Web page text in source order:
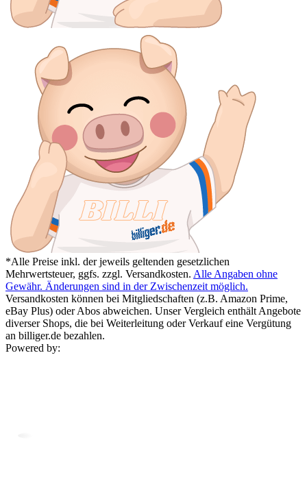
*Alle Preise inkl. der jeweils geltenden gesetzlichen
Mehrwertsteuer, ggfs. zzgl. Versandkosten. Alle Angaben ohne
Gewähr. Änderungen sind in der Zwischenzeit möglich.
Versandkosten können bei Mitgliedschaften (z.B. Amazon Prime,
eBay Plus) oder Abos abweichen. Unser Vergleich enthält Angebote
diverser Shops, die bei Weiterleitung oder Verkauf eine Vergütung
an billiger.de bezahlen.
Powered by: